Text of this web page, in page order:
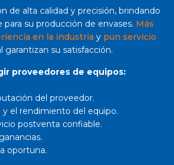
de alta calidad y precisión, brindando
su producción de envases. Más
en la industria y pun servicio
garantizan su satisfacción.
proveedores de equipos:
del proveedor.
y el rendimiento del equipo.
postventa confiable.
oportuna.